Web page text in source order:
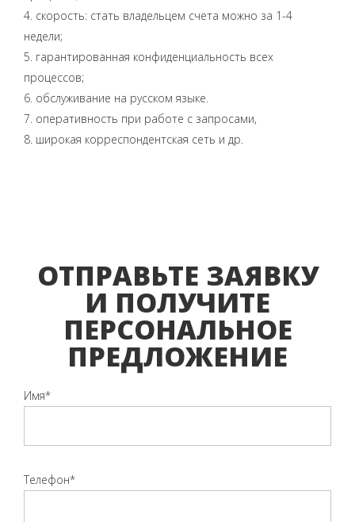
4. скорость: стать владельцем счета можно за 1-4
недели;
5. гарантированная конфиденциальность всех
процессов;
6. обслуживание на русском языке.
7. оперативность при работе с запросами,
8. широкая корреспондентская сеть и др.
ОТПРАВЬТЕ ЗАЯВКУ
И ПОЛУЧИТЕ
ПЕРСОНАЛЬНОЕ
ПРЕДЛОЖЕНИЕ
Имя*
Телефон*